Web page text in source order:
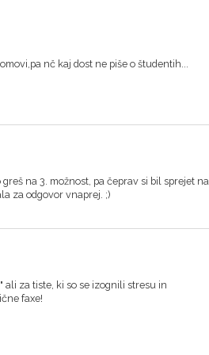
nč kaj dost ne piše o študentih...
na 3. možnost, pa čeprav si bil sprejet na
za odgovor vnaprej. ;)
za tiste, ki so se izognili stresu in
faxe!